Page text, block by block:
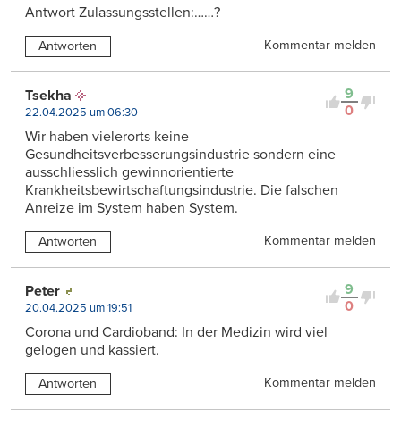
Antwort Zulassungsstellen:……?
Antworten Kommentar melden
9
0
Tsekha
22.04.2025 um 06:30
Wir haben vielerorts keine
Gesundheitsverbesserungsindustrie sondern eine
ausschliesslich gewinnorientierte
Krankheitsbewirtschaftungsindustrie. Die falschen
Anreize im System haben System.
Antworten Kommentar melden
9
0
Peter
20.04.2025 um 19:51
Corona und Cardioband: In der Medizin wird viel
gelogen und kassiert.
Antworten Kommentar melden